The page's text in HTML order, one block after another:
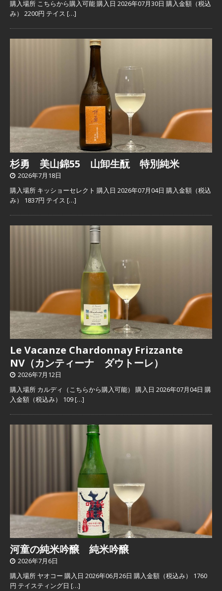
購入場所 こちらから購入可能 購入日 2026年07月30日 購入金額（税込
み） 2200円 テイス […]
杉勇 美山錦55 山卸生酛 特別純米
2026年7月18日
購入場所 キッショーセレクト 購入日 2026年07月04日 購入金額（税込
み） 1837円 テイス […]
Le Vacanze Chardonnay Frizzante
NV（カンティーナ ダウトーレ）
2026年7月12日
購入場所 カルディ（こちらから購入可能） 購入日 2026年07月04日 購
入金額（税込み） 109[…]
河童の純米吟醸 純米吟醸
2026年7月6日
購入場所 ヤオコー 購入日 2026年06月26日 購入金額（税込み） 1760
円 テイスティング日 […]